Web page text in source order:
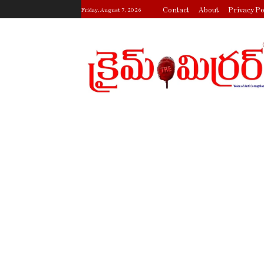
Friday, August 7, 2026 Contact About Privacy